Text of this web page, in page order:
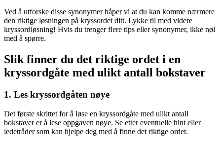
Ved å utforske disse synonymer håper vi at du kan komme nærmere
den riktige løsningen på kryssordet ditt. Lykke til med videre
kryssordløsning! Hvis du trenger flere tips eller synonymer, ikke nøl
med å spørre.
Slik finner du det riktige ordet i en
kryssordgåte med ulikt antall bokstaver
1. Les kryssordgåten nøye
Det første skrittet for å løse en kryssordgåte med ulikt antall
bokstaver er å lese oppgaven nøye. Se etter eventuelle hint eller
ledetråder som kan hjelpe deg med å finne det riktige ordet.